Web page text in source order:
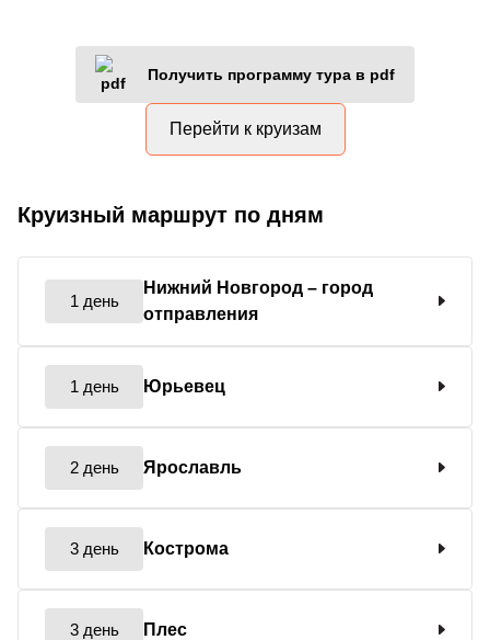
Получить программу тура в pdf
Перейти к круизам
Круизный маршрут по дням
1 день
Нижний Новгород – город
отправления
1 день Юрьевец
2 день Ярославль
3 день Кострома
3 день Плес